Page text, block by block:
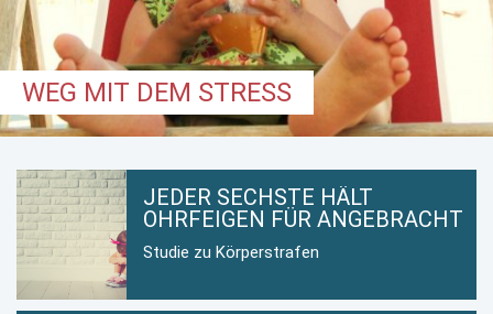
WEG MIT DEM STRESS
JEDER SECHSTE HÄLT
OHRFEIGEN FÜR ANGEBRACHT
Studie zu Körperstrafen